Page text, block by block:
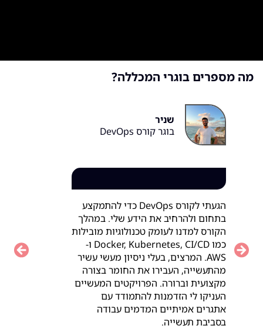
מה מספרים בוגרי המכללה?
שניר
בוגר קורס DevOps
הגעתי לקורס DevOps כדי להתמקצע
בתחום ולהרחיב את הידע שלי. במהלך
הקורס למדנו לעומק טכנולוגיות מובילות
כמו Docker, Kubernetes, CI/CD ו-
AWS. המרצים, בעלי ניסיון מעשי עשיר
מהתעשייה, העבירו את החומר בצורה
מקצועית וברורה. הפרויקטים המעשיים
העניקו לי הזדמנות להתמודד עם
אתגרים אמיתיים המדמים עבודה
בסביבת תעשייה.
Next